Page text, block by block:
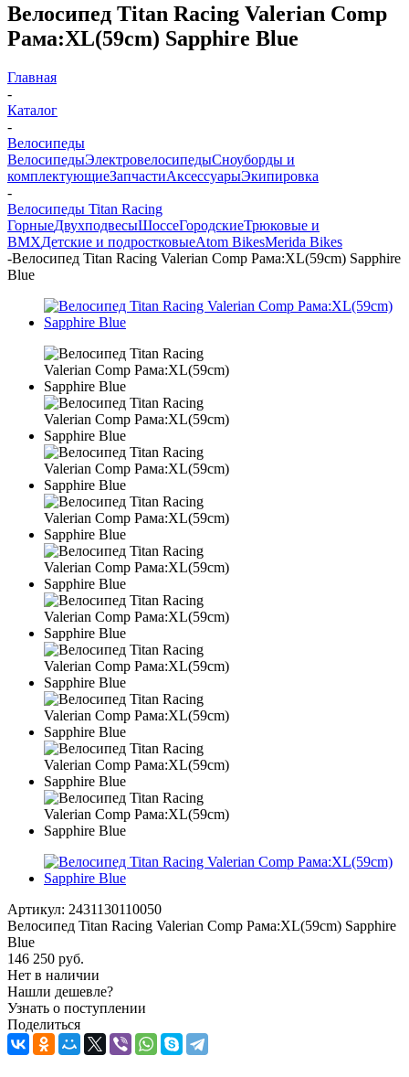
Велосипед Titan Racing Valerian Comp
Рама:XL(59cm) Sapphire Blue
Главная
-
Каталог
-
Велосипеды
ВелосипедыЭлектровелосипедыCноуборды и
комплектующиеЗапчастиАксессуарыЭкипировка
-
Велосипеды Titan Racing
ГорныеДвухподвесыШоссеГородскиеТрюковые и
BMXДетские и подростковыеAtom BikesMerida Bikes
-Велосипед Titan Racing Valerian Comp Рама:XL(59cm) Sapphire
Blue
Артикул: 2431130110050
Велосипед Titan Racing Valerian Comp Рама:XL(59cm) Sapphire
Blue
146 250 руб.
Нет в наличии
Нашли дешевле?
Узнать о поступлении
Поделиться